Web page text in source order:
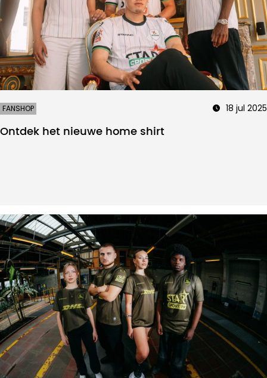
FANSHOP 18 jul 2025
Ontdek het nieuwe home shirt